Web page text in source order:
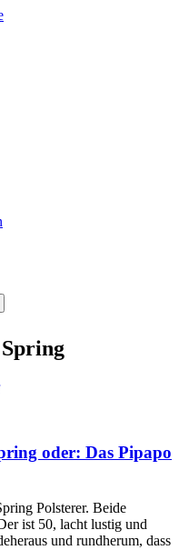
oder: Das Pipapo
Polsterer. Beide
ist 50, lacht lustig und
und rundherum, dass